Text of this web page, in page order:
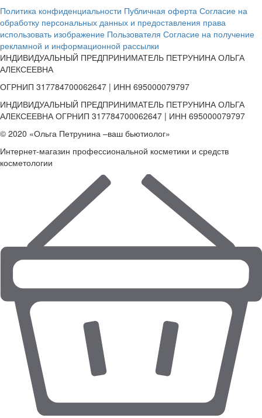
Политика конфиденциальности Публичная оферта Согласие на
обработку персональных данных и предоставления права
использовать изображение Пользователя Согласие на получение
рекламной и информационной рассылки
ИНДИВИДУАЛЬНЫЙ ПРЕДПРИНИМАТЕЛЬ ПЕТРУНИНА ОЛЬГА
АЛЕКСЕЕВНА
ОГРНИП 317784700062647 | ИНН 695000079797
ИНДИВИДУАЛЬНЫЙ ПРЕДПРИНИМАТЕЛЬ ПЕТРУНИНА ОЛЬГА
АЛЕКСЕЕВНА ОГРНИП 317784700062647 | ИНН 695000079797
© 2020 «Ольга Петрунина –ваш бьютиолог»
Интернет-магазин профессиональной косметики и средств
косметологии